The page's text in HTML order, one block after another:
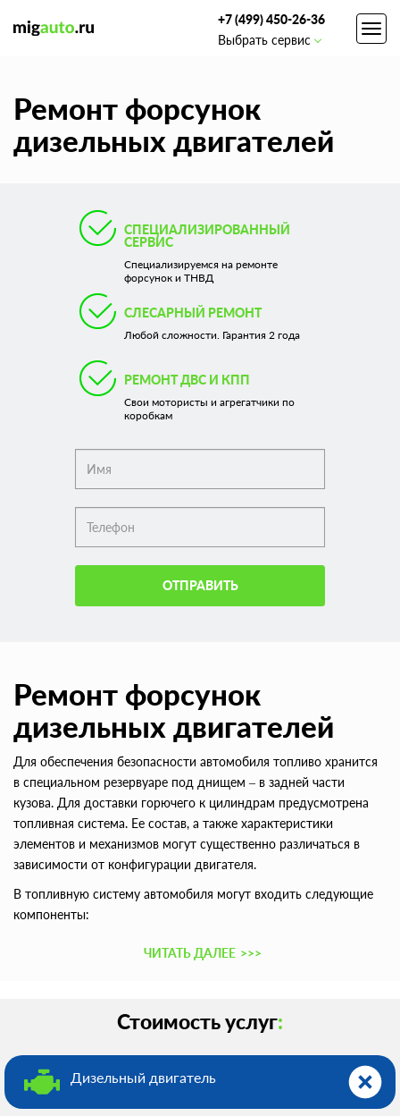
+7 (499) 450-26-36
Выбрать сервис
Ремонт форсунок
дизельных двигателей
СПЕЦИАЛИЗИРОВАННЫЙ
СЕРВИС
Cпециализируемся на ремонте
форсунок и ТНВД
СЛЕСАРНЫЙ РЕМОНТ
Любой сложности. Гарантия 2 года
РЕМОНТ ДВС И КПП
Свои мотористы и агрегатчики по
коробкам
ОТПРАВИТЬ
Ремонт форсунок
дизельных двигателей
Для обеспечения безопасности автомобиля топливо хранится
в специальном резервуаре под днищем – в задней части
кузова. Для доставки горючего к цилиндрам предусмотрена
топливная система. Ее состав, а также характеристики
элементов и механизмов могут существенно различаться в
зависимости от конфигурации двигателя.
В топливную систему автомобиля могут входить следующие
компоненты:
ЧИТАТЬ ДАЛЕЕ >>>
Стоимость услуг:
Дизельный двигатель